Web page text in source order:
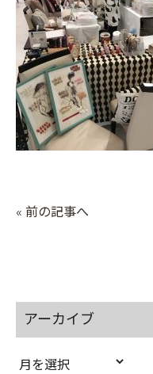
« 前の記事へ
アーカイブ
ア